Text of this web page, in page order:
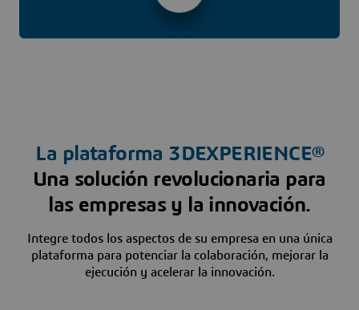
La plataforma 3DEXPERIENCE®
Una solución revolucionaria para
las empresas y la innovación.
Integre todos los aspectos de su empresa en una única
plataforma para potenciar la colaboración, mejorar la
ejecución y acelerar la innovación.